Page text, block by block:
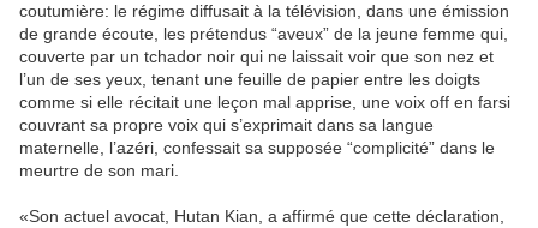
coutumière: le régime diffusait à la télévision, dans une émission
de grande écoute, les prétendus “aveux” de la jeune femme qui,
couverte par un tchador noir qui ne laissait voir que son nez et
l’un de ses yeux, tenant une feuille de papier entre les doigts
comme si elle récitait une leçon mal apprise, une voix off en farsi
couvrant sa propre voix qui s’exprimait dans sa langue
maternelle, l’azéri, confessait sa supposée “complicité” dans le
meurtre de son mari.
«Son actuel avocat, Hutan Kian, a affirmé que cette déclaration,